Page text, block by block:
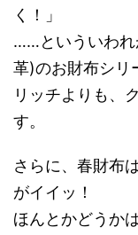
く！」
……といういわ
革)のお財布シ
リッチよりも、
す。
さらに、春財
がイイッ！
ほんとかどうか